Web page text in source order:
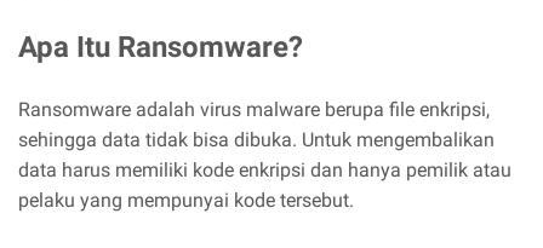
Apa Itu Ransomware?
Ransomware adalah virus malware berupa file enkripsi,
sehingga data tidak bisa dibuka. Untuk mengembalikan
data harus memiliki kode enkripsi dan hanya pemilik atau
pelaku yang mempunyai kode tersebut.